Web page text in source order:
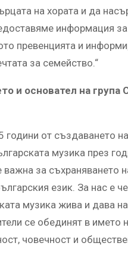
на хората и да
информация
превенцията и
за семейство.“
и основател на
години от създаването
музика през
за съхраняването
език. За нас е
музика жива и дава
се обединят в името
човечност и